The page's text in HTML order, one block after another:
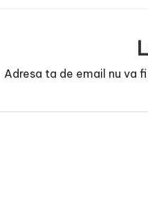
Adresa ta de email nu va